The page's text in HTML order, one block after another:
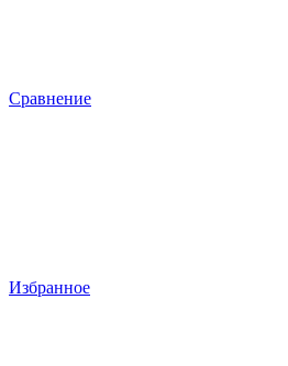
Сравнение
Избранное